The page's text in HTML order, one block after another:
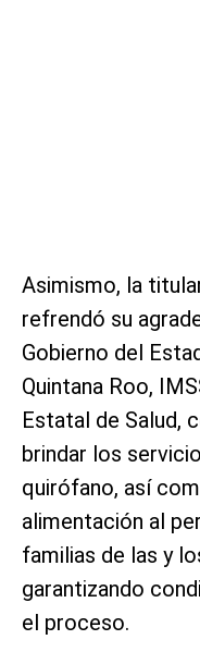
Asimismo, la
refrendó su
Gobierno del
Quintana Roo,
Estatal de Salud,
brindar los
quirófano, así
alimentación al
familias de las y
garantizando
el proceso.